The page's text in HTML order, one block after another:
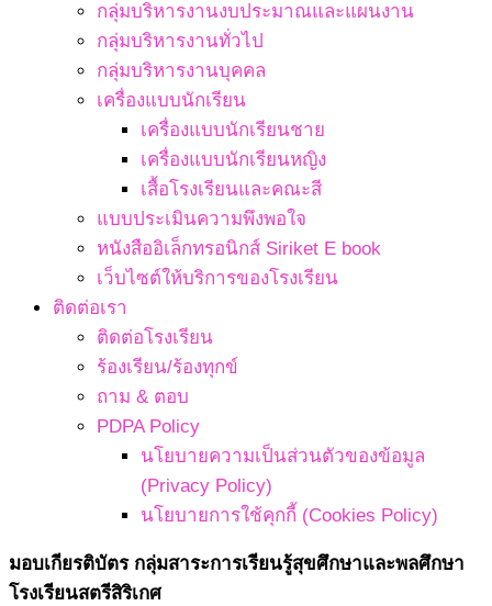
กลุ่มบริหารงานงบประมาณและแผนงาน
กลุ่มบริหารงานทั่วไป
กลุ่มบริหารงานบุคคล
เครื่องแบบนักเรียน
เครื่องแบบนักเรียนชาย
เครื่องแบบนักเรียนหญิง
เสื้อโรงเรียนและคณะสี
แบบประเมินความพึงพอใจ
หนังสืออิเล็กทรอนิกส์ Siriket E book
เว็บไซต์ให้บริการของโรงเรียน
ติดต่อเรา
ติดต่อโรงเรียน
ร้องเรียน/ร้องทุกข์
ถาม & ตอบ
PDPA Policy
นโยบายความเป็นส่วนตัวของข้อมูล
(Privacy Policy)
นโยบายการใช้คุกกี้ (Cookies Policy)
มอบเกียรติบัตร กลุ่มสาระการเรียนรู้สุขศึกษาและพลศึกษา
โรงเรียนสตรีสิริเกศ